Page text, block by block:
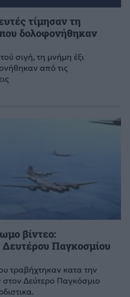
τίμησαν τη
δολοφονήθηκαν
σιγή, τη μνήμη έξι
από τις
βίντεο:
Παγκοσμίου
τραβήχτηκαν κατα την
στον Δεύτερο Παγκόσμιο